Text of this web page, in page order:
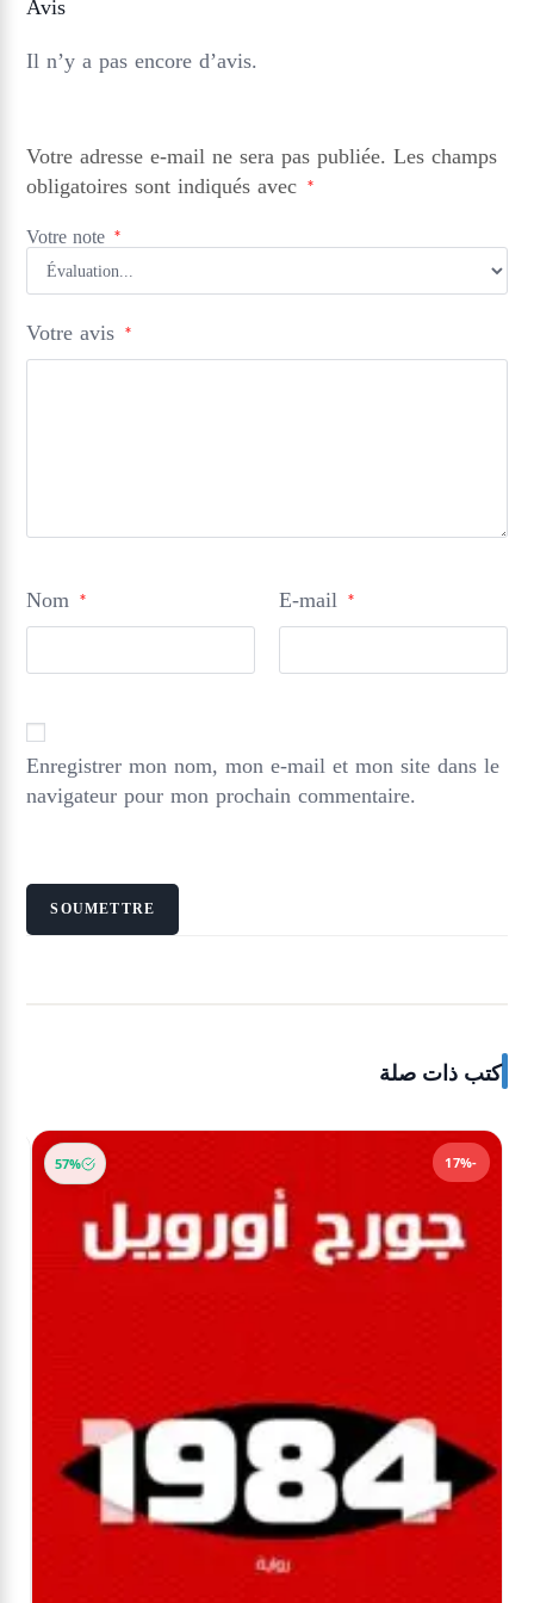
Il n’y a pas encore d’avis.
Votre adresse e-mail ne sera pas publiée. Les champs
obligatoires sont indiqués avec *
Votre note*
Votre avis *
Nom * E-mail *
Enregistrer mon nom, mon e-mail et mon site dans le
navigateur pour mon prochain commentaire.
كتب ذات صلة
-17%
57%